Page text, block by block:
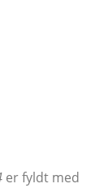
er fyldt med